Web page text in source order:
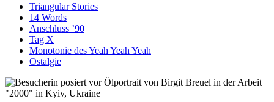
Triangular Stories
14 Words
Anschluss ’90
Tag X
Monotonie des Yeah Yeah Yeah
Ostalgie